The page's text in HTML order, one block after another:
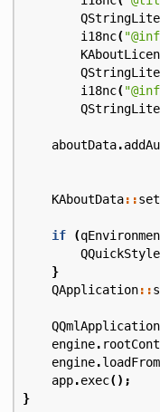
i18nc(
i18nc(
aboutData.
KAboutData::
if (
QQuickStyle
}
QApplication::
engine.
engine.
app.exec();
}